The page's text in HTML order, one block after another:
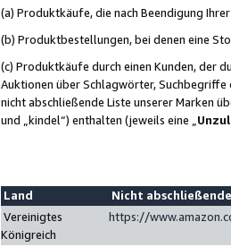
(a) Produktkäufe, die nach Beendigung Ihrer
(b) Produktbestellungen, bei denen eine
(c) Produktkäufe durch einen Kunden, der
Auktionen über Schlagwörter,
nicht abschließende Liste unserer Marken
und „kindel“) enthalten (jeweils eine „
Land
Nicht
Vereinigtes
Königreich
https://